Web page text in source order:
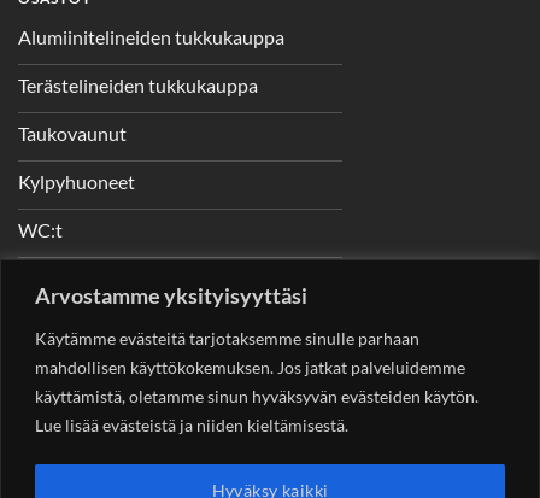
Arvostamme yksityisyyttäsi
Käytämme evästeitä tarjotaksemme sinulle parhaan
mahdollisen käyttökokemuksen. Jos jatkat palveluidemme
käyttämistä, oletamme sinun hyväksyvän evästeiden käytön.
Lue lisää evästeistä ja niiden kieltämisestä.
Hyväksy kaikki
Alumiinitelineiden tukkukauppa
Terästelineiden tukkukauppa
Taukovaunut
Kylpyhuoneet
WC:t
YHTEYSTIEDOT
Helsingin Rakennuskonevuokraus OySotungintie 449,
00890 Helsinki 0400 99 53 63